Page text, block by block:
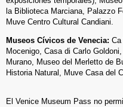
la Biblioteca Marciana, Palazzo
Muve Centro Cultural Candiani.
Museos Cívicos de Venecia:
Mocenigo, Casa di Carlo
Murano, Museo del Merletto de
Historia Natural, Muve Casa del
El Venice Museum Pass no